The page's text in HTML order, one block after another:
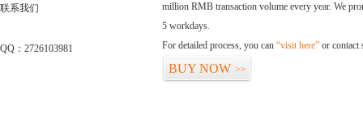
联系我们
QQ：2726103981
million RMB transaction volume every year. We
5 workdays.
For detailed process, you can “visit here” or contact
BUY NOW >>